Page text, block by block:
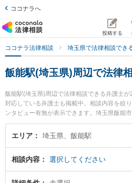
ココナラへ
投稿する
ココナラ法律相談 埼玉県で法律相談でき
飯能駅(埼玉県)周辺で法律
飯能駅(埼玉県)周辺で法律相談できる弁護士
対応している弁護士も掲載中。相談内容を絞
ンタビュー有無が表示できます。埼玉県飯能
や法律事務所 飯能事務所の黒見 恵弁護士や
本間 由也弁護士のプロフィール情報や弁護士
富な飯能駅近くの弁護士を検索したい』『初
談できる飯能駅付近の弁護士に面談予約した
おすすめです。
エリア 埼玉県、飯能駅
相談内容 選択してください